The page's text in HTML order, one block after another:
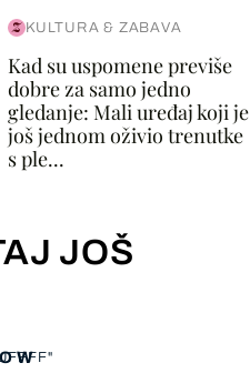
KULTURA & ZABAVA
Kad su uspomene previše
dobre za samo jedno
gledanje: Mali uređaj koji je
još jednom oživio trenutke
s ple...
JOŠ